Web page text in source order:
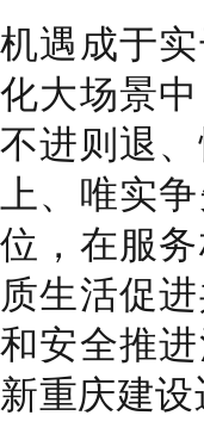
机遇成于
化大场景
不进则退
上、唯实
位，在服
质生活促
和安全推
新重庆建设